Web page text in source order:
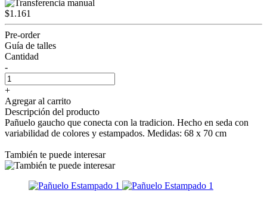
$1.161
Pre-order
Guía de talles
Cantidad
-
+
Agregar al carrito
Descripción del producto
Pañuelo gaucho que conecta con la tradicion. Hecho en seda con
variabilidad de colores y estampados. Medidas: 68 x 70 cm
También te puede interesar